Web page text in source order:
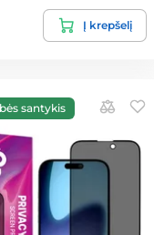
Į krepšelį
santykis